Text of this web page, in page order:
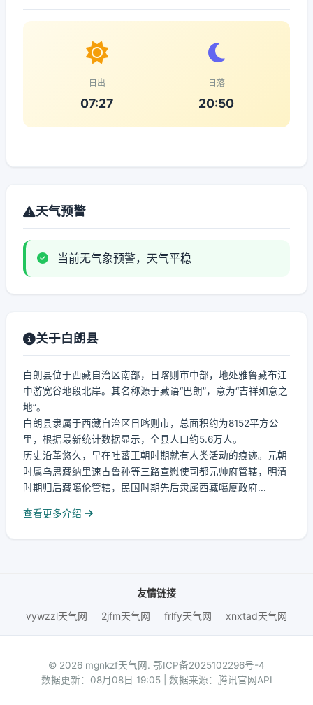
日出
07:27
日落
20:50
天气预警
当前无气象预警，天气平稳
关于白朗县
白朗县位于西藏自治区南部，日喀则市中部，地处雅鲁藏布江
中游宽谷地段北岸。其名称源于藏语“巴朗”，意为“吉祥如意之
地”。
白朗县隶属于西藏自治区日喀则市，总面积约为8152平方公
里，根据最新统计数据显示，全县人口约5.6万人。
历史沿革悠久，早在吐蕃王朝时期就有人类活动的痕迹。元朝
时属乌思藏纳里速古鲁孙等三路宣慰使司都元帅府管辖，明清
时期归后藏噶伦管辖，民国时期先后隶属西藏噶厦政府...
查看更多介绍
友情链接
vywzzl天气网
2jfm天气网 frlfy天气网 xnxtad天气网
© 2026 mgnkzf天气网. 鄂ICP备2025102296号-4
数据更新：08月08日 19:05 | 数据来源：腾讯官网API